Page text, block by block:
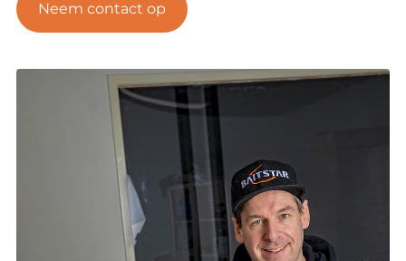
Neem contact op